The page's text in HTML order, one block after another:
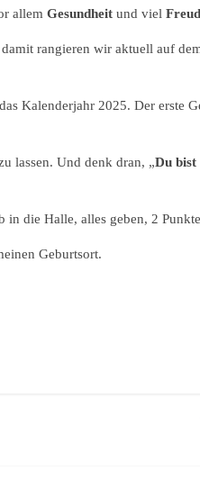
allem Gesundheit und viel
rangieren wir aktuell auf
Kalenderjahr 2025. Der erste
lassen. Und denk dran, „Du bist
die Halle, alles geben, 2
Geburtsort.